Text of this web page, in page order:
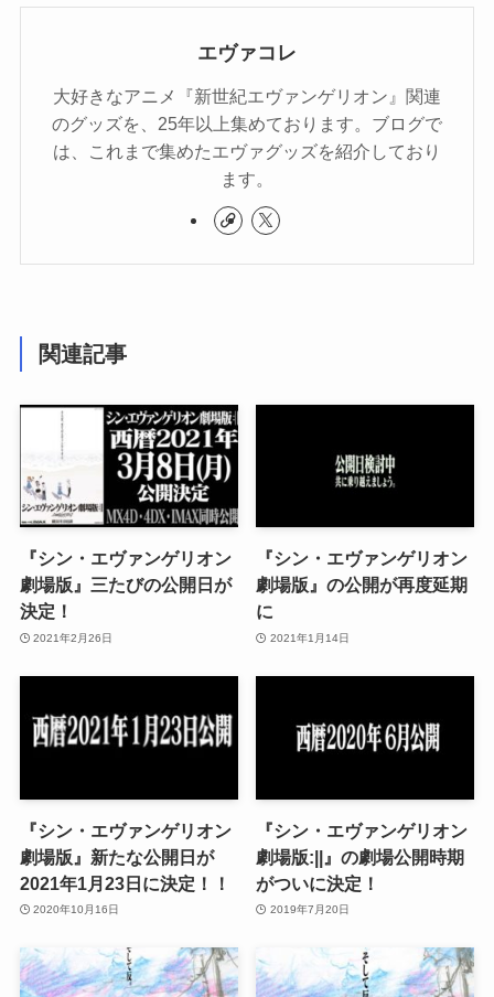
エヴァコレ
大好きなアニメ『新世紀エヴァンゲリオン』関連
のグッズを、25年以上集めております。ブログで
は、これまで集めたエヴァグッズを紹介しており
ます。
関連記事
『シン・エヴァンゲリオン
劇場版』三たびの公開日が
決定！
2021年2月26日
『シン・エヴァンゲリオン
劇場版』の公開が再度延期
に
2021年1月14日
『シン・エヴァンゲリオン
劇場版』新たな公開日が
2021年1月23日に決定！！
2020年10月16日
『シン・エヴァンゲリオン
劇場版:||』の劇場公開時期
がついに決定！
2019年7月20日